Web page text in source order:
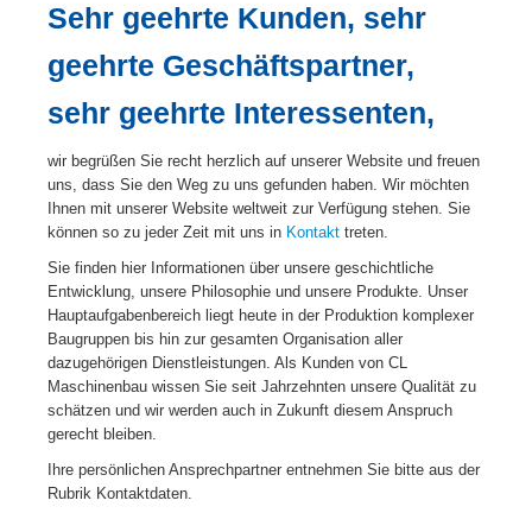
Sehr geehrte Kunden, sehr
geehrte Geschäftspartner,
sehr geehrte Interessenten,
wir begrüßen Sie recht herzlich auf unserer Website und freuen
uns, dass Sie den Weg zu uns gefunden haben. Wir möchten
Ihnen mit unserer Website weltweit zur Verfügung stehen. Sie
können so zu jeder Zeit mit uns in Kontakt treten.
Sie finden hier Informationen über unsere geschichtliche
Entwicklung, unsere Philosophie und unsere Produkte. Unser
Hauptaufgabenbereich liegt heute in der Produktion komplexer
Baugruppen bis hin zur gesamten Organisation aller
dazugehörigen Dienstleistungen. Als Kunden von CL
Maschinenbau wissen Sie seit Jahrzehnten unsere Qualität zu
schätzen und wir werden auch in Zukunft diesem Anspruch
gerecht bleiben.
Ihre persönlichen Ansprechpartner entnehmen Sie bitte aus der
Rubrik Kontaktdaten.